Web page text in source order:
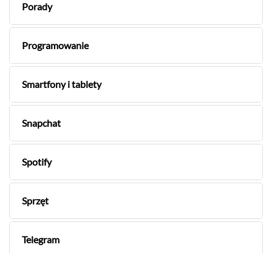
Porady
Programowanie
Smartfony i tablety
Snapchat
Spotify
Sprzęt
Telegram